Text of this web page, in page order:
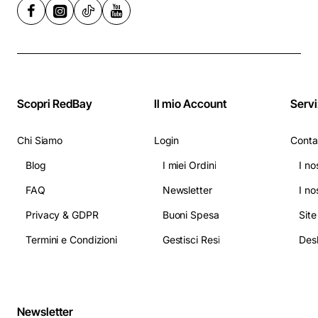
Scopri RedBay
Chi Siamo
Blog
FAQ
Privacy & GDPR
Termini e Condizioni
Il mio Account
Login
I miei Ordini
Newsletter
Buoni Spesa
Gestisci Resi
I
I
Newsletter